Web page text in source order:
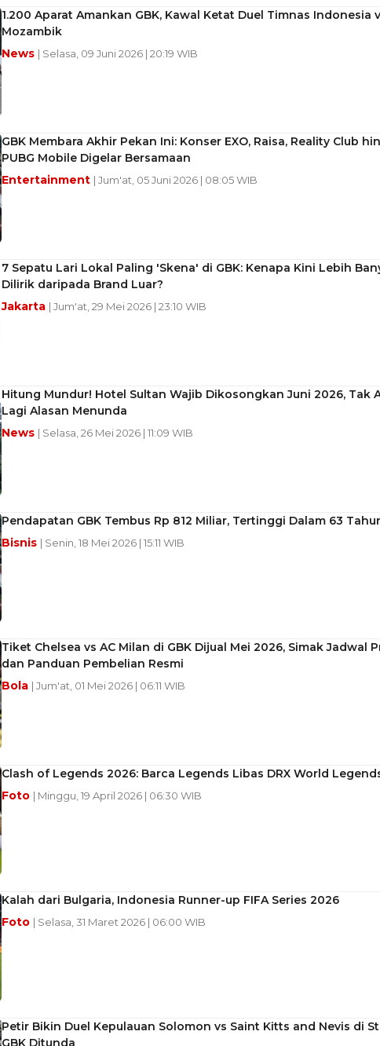
1.200 Aparat Amankan GBK, Kawal Ketat Duel Timnas Indonesia
Mozambik
News | Selasa, 09 Juni 2026 | 20:19 WIB
GBK Membara Akhir Pekan Ini: Konser EXO, Raisa, Reality Club
PUBG Mobile Digelar Bersamaan
Entertainment | Jum'at, 05 Juni 2026 | 08:05 WIB
7 Sepatu Lari Lokal Paling 'Skena' di GBK: Kenapa Kini Lebih
Dilirik daripada Brand Luar?
Jakarta | Jum'at, 29 Mei 2026 | 23:10 WIB
Hitung Mundur! Hotel Sultan Wajib Dikosongkan Juni 2026, Tak
Lagi Alasan Menunda
News | Selasa, 26 Mei 2026 | 11:09 WIB
Pendapatan GBK Tembus Rp 812 Miliar, Tertinggi Dalam 63
Bisnis | Senin, 18 Mei 2026 | 15:11 WIB
Tiket Chelsea vs AC Milan di GBK Dijual Mei 2026, Simak Jadwal
dan Panduan Pembelian Resmi
Bola | Jum'at, 01 Mei 2026 | 06:11 WIB
Clash of Legends 2026: Barca Legends Libas DRX World
Foto | Minggu, 19 April 2026 | 06:30 WIB
Kalah dari Bulgaria, Indonesia Runner-up FIFA Series 2026
Foto | Selasa, 31 Maret 2026 | 06:00 WIB
Petir Bikin Duel Kepulauan Solomon vs Saint Kitts and Nevis di
GBK Ditunda